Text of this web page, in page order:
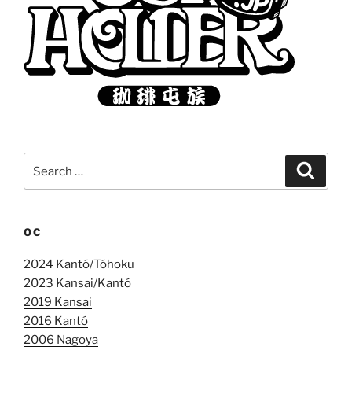
for:
OC
2024 Kantó/Tóhoku
2023 Kansai/Kantó
2019 Kansai
2016 Kantó
2006 Nagoya